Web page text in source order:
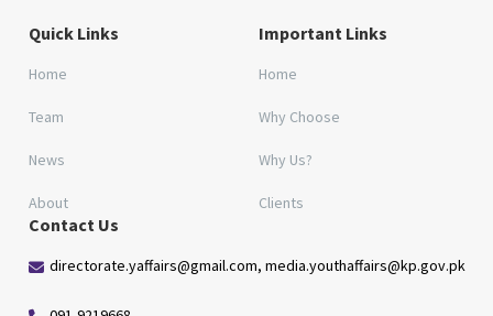
Quick Links
Home
Team
News
About
Important Links
Home
Why Choose
Why Us?
Clients
Contact Us
directorate.yaffairs@gmail.com, media.youthaffairs@kp.gov.pk